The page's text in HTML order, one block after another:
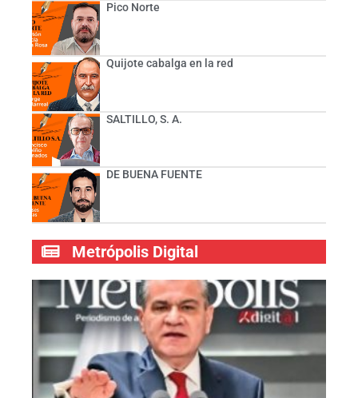
Pico Norte
Quijote cabalga en la red
SALTILLO, S. A.
DE BUENA FUENTE
Metrópolis Digital